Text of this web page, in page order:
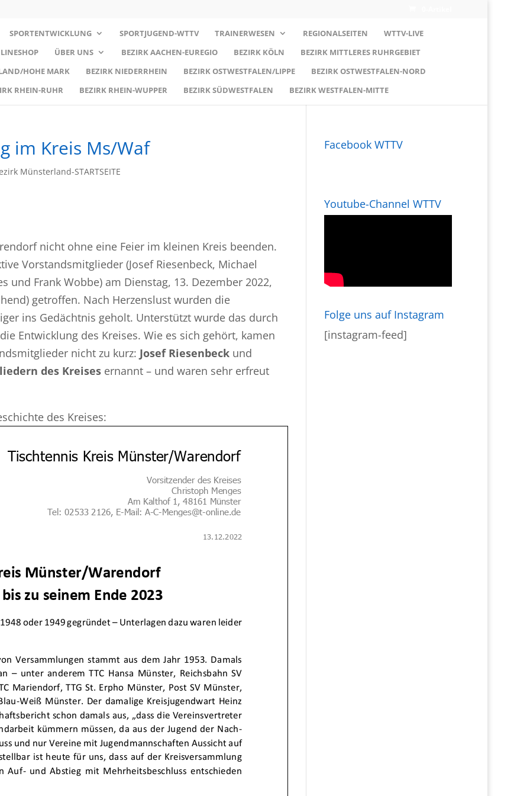
SPORTENTWICKLUNG SPORTJUGEND-WTTV TRAINERWESEN REGIONALSEITEN
WTTV-LIVE
ÜBER UNS BEZIRK AACHEN-EUREGIO BEZIRK KÖLN
BEZIRK MITTLERES RUHRGEBIET
HOHE MARK
BEZIRK NIEDERRHEIN BEZIRK OSTWESTFALEN/LIPPE
BEZIRK OSTWESTFALEN-NORD
RHEIN-RUHR
BEZIRK RHEIN-WUPPER BEZIRK SÜDWESTFALEN BEZIRK WESTFALEN-MITTE
im Kreis Ms/Waf
Münsterland-STARTSEITE
nicht ohne eine Feier im kleinen Kreis beenden.
Vorstandsmitglieder (Josef Riesenbeck, Michael
und Frank Wobbe) am Dienstag, 13. Dezember 2022,
getroffen. Nach Herzenslust wurden die
ins Gedächtnis geholt. Unterstützt wurde das durch
Entwicklung des Kreises. Wie es sich gehört, kamen
nicht zu kurz: Josef Riesenbeck und
des Kreises ernannt – und waren sehr erfreut
des Kreises:
Facebook WTTV
Youtube-Channel WTTV
Folge uns auf Instagram
[instagram-feed]